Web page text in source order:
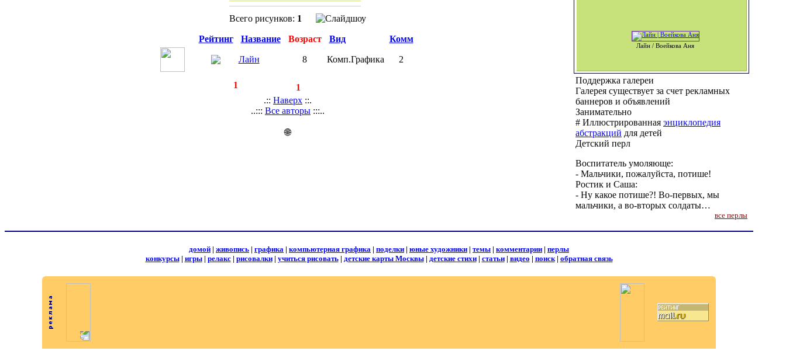
Всего рисунков: 1
Рейтинг Название Возраст Вид Комм
Лайн 8 Комп.Графика 2
1
1
.:: Наверх ::.
..::: Все авторы :::..
🌐
Лайн / Воейкова Аня
Поддержка галереи
Галерея существует за счет рекламных
баннеров и объявлений
Занимательно
# Иллюстрированная энциклопедия
абстракций для детей
Детский перл
Воспитатель умоляюще:
- Мальчики, пожалуйста, потише!
Ростик и Саша:
- Ну какое потише?! Во-первых, мы
мальчики, а во-вторых солдаты…
все перлы
домой | живопись | графика | компьютерная графика | поделки | юные художники | темы | комментарии | перлы
конкурсы| игры| релакс| рисовалки| учиться рисовать| детские карты Москвы| детские стихи| статьи| видео | поиск| обратная связь